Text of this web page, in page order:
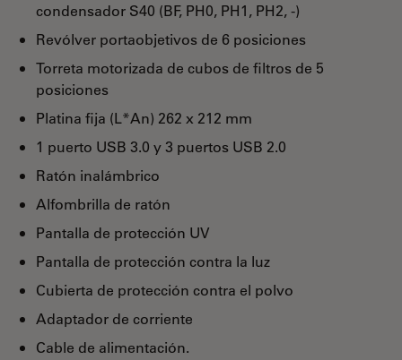
condensador S40 (BF, PH0, PH1, PH2, -)
Revólver portaobjetivos de 6 posiciones
Torreta motorizada de cubos de filtros de 5
posiciones
Platina fija (L*An) 262 x 212 mm
1 puerto USB 3.0 y 3 puertos USB 2.0
Ratón inalámbrico
Alfombrilla de ratón
Pantalla de protección UV
Pantalla de protección contra la luz
Cubierta de protección contra el polvo
Adaptador de corriente
Cable de alimentación.